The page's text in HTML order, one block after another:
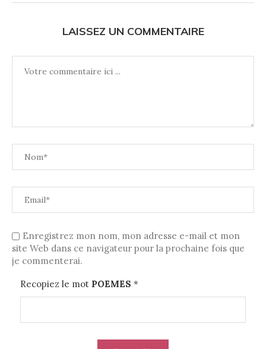
LAISSEZ UN COMMENTAIRE
Enregistrez mon nom, mon adresse e-mail et mon
site Web dans ce navigateur pour la prochaine fois que
je commenterai.
Recopiez le mot POEMES *